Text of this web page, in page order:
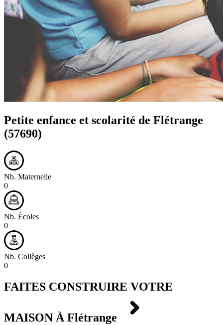
Petite enfance et scolarité de Flétrange
(57690)
Nb. Maternelle
0
Nb. Écoles
0
Nb. Collèges
0
FAITES CONSTRUIRE VOTRE
MAISON À Flétrange